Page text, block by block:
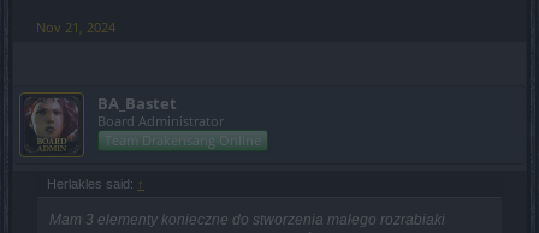
Nov 21, 2024
BA_Bastet
Board Administrator
Team Drakensang Online
Herlakles said: ↑
Mam 3 elementy konieczne do stworzenia małego rozrabiaki